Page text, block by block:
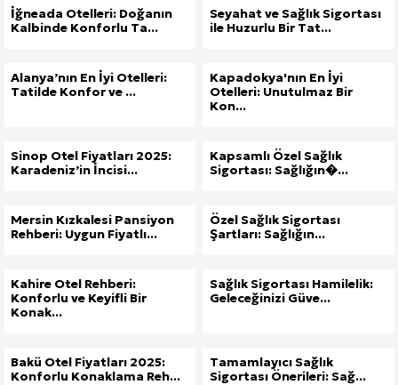
İğneada Otelleri: Doğanın
Kalbinde Konforlu Ta...
Seyahat ve Sağlık Sigortası
ile Huzurlu Bir Tat...
Alanya’nın En İyi Otelleri:
Tatilde Konfor ve ...
Kapadokya'nın En İyi
Otelleri: Unutulmaz Bir
Kon...
Sinop Otel Fiyatları 2025:
Karadeniz’in İncisi...
Kapsamlı Özel Sağlık
Sigortası: Sağlığın�...
Mersin Kızkalesi Pansiyon
Rehberi: Uygun Fiyatlı...
Özel Sağlık Sigortası
Şartları: Sağlığın...
Kahire Otel Rehberi:
Konforlu ve Keyifli Bir
Konak...
Sağlık Sigortası Hamilelik:
Geleceğinizi Güve...
Bakü Otel Fiyatları 2025:
Konforlu Konaklama Reh...
Tamamlayıcı Sağlık
Sigortası Önerileri: Sağ...